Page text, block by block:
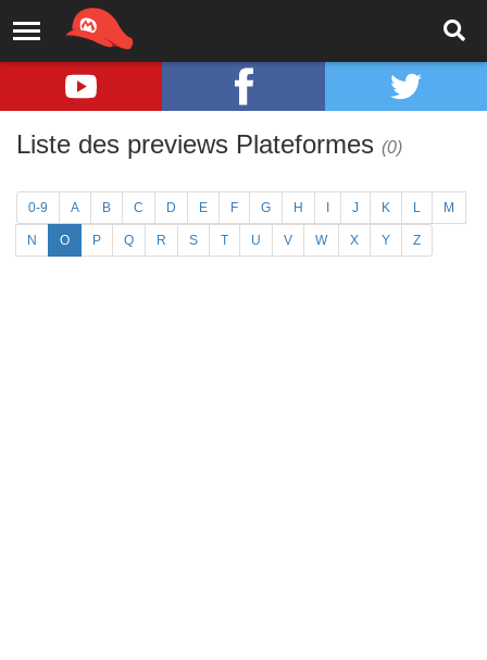
Liste des previews Plateformes (0)
0-9 A B C D E F G H J K L M
N O P Q R S T U V W X Y Z